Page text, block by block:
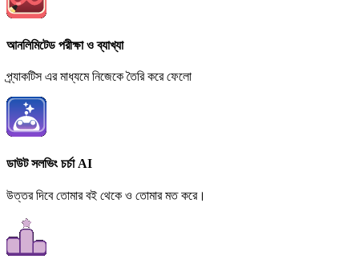
আনলিমিটেড পরীক্ষা ও ব্যাখ্যা
প্র্যাকটিস এর মাধ্যমে নিজেকে তৈরি করে ফেলো
ডাউট সলভিং চর্চা AI
উত্তর দিবে তোমার বই থেকে ও তোমার মত করে।